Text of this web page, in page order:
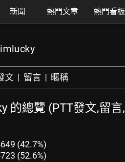
新聞 熱門文章 熱門看板
文 | 留言 | 暱稱
的總覽 (PTT發文,留言
(42.7%)
(52.6%)